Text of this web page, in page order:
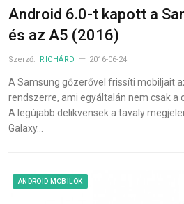
Android 6.0-t kapott a
és az A5 (2016)
Szerző: RICHÁRD 2016-06-24
A Samsung gőzerővel frissíti mobiljait
rendszerre, ami egyáltalán nem csak a
A legújabb delikvensek a tavaly
Galaxy…
ANDROID MOBILOK